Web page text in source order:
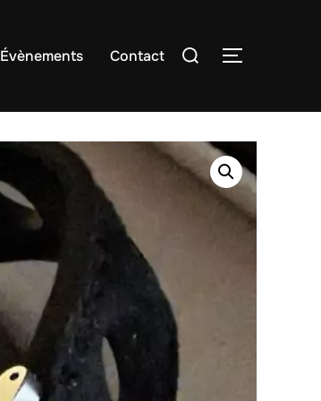
Évènements Contact
Rechercher :